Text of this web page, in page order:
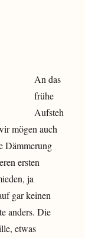
An das
frühe
Aufsteh
mögen auch
Dämmerung
ersten
ja
gar keinen
anders. Die
etwas